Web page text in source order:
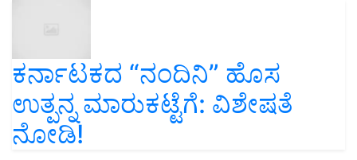
ಕರ್ನಾಟಕದ “ನಂದಿನಿ” ಹೊಸ
ಉತ್ಪನ್ನ ಮಾರುಕಟ್ಟೆಗೆ: ವಿಶೇಷತೆ
ನೋಡಿ!